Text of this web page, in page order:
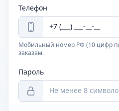
Телефон
Мобильный номер РФ (10 цифр
заказам.
Пароль